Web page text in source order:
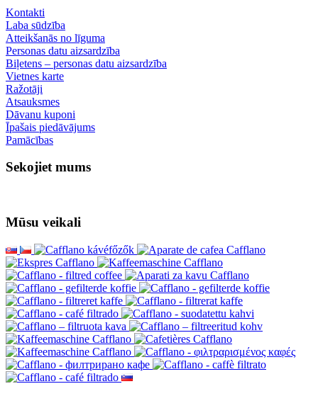
Kontakti
Laba sūdzība
Atteikšanās no līguma
Personas datu aizsardzība
Biļetens – personas datu aizsardzība
Vietnes karte
Ražotāji
Atsauksmes
Dāvanu kuponi
Īpašais piedāvājums
Pamācības
Sekojiet mums
Mūsu veikali